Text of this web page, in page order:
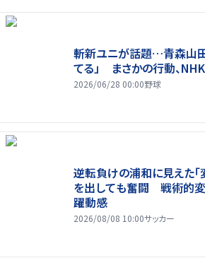
斬新ユニが話題…青森山田
てる」 まさかの行動、
2026/06/28 00:00野球
逆転負けの浦和に見えた
を出しても奮闘 戦術的
躍動感
2026/08/08 10:00サッカー